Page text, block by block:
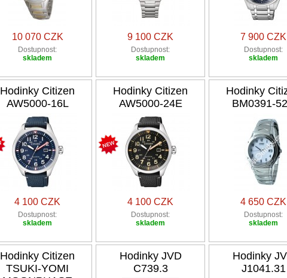
10 070 CZK
Dostupnost:
skladem
9 100 CZK
Dostupnost:
skladem
7 900 CZK
Dostupnost:
skladem
Hodinky Citizen
AW5000-16L
4 100 CZK
Dostupnost:
skladem
Hodinky Citizen
AW5000-24E
4 100 CZK
Dostupnost:
skladem
Hodinky
BM0391-
4 650 CZK
Dostupnost:
skladem
Hodinky Citizen
TSUKI-YOMI
Hodinky JVD
C739.3
Hodinky
J1041.31